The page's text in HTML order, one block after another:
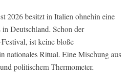
2026 besitzt in Italien ohnehin eine
Deutschland. Schon der
ist keine bloße
nationales Ritual. Eine Mischung aus
politischem Thermometer.